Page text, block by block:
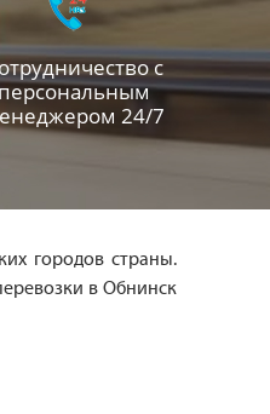
с
24/7
городов страны.
в Обнинск